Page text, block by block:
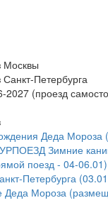
Москвы
Петербурга
2027 (проезд
Деда Мороза
Зимние
поезд - 04-06.01)
Петербурга
Деда Мороза